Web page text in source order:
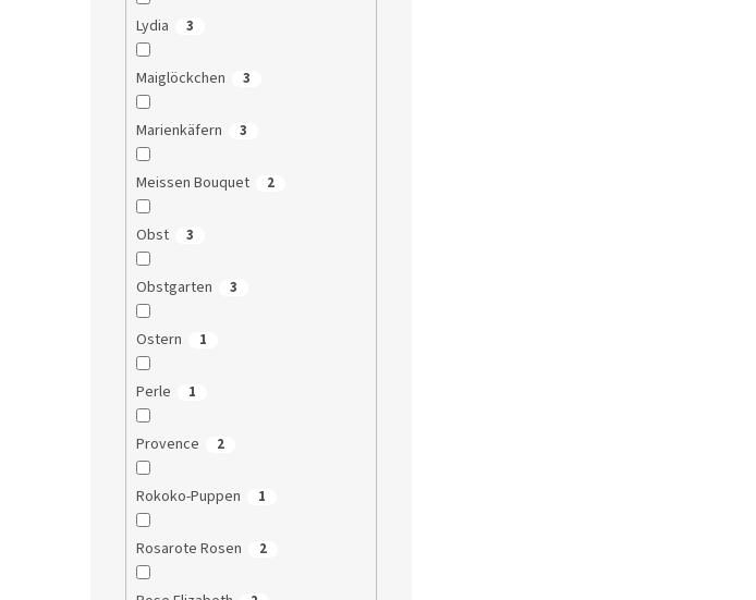
Lydia 3
Maiglöckchen 3
Marienkäfern 3
Meissen Bouquet 2
Obst 3
Obstgarten 3
Ostern 1
Perle 1
Provence 2
Rokoko-Puppen 1
Rosarote Rosen 2